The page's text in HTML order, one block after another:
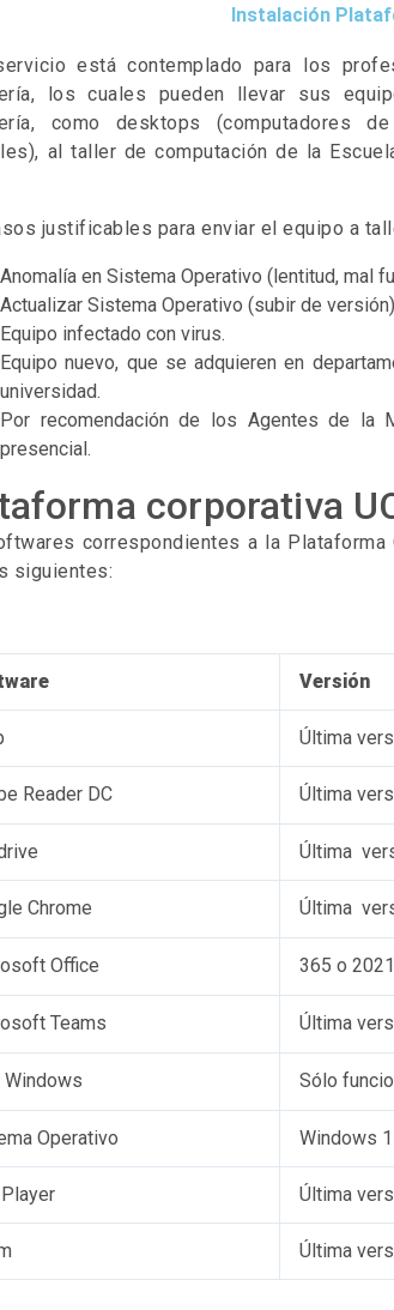
Instalación
está contemplado para los
los cuales pueden llevar sus
como desktops (computadores
al taller de computación de la
justificables para enviar el equipo a
Anomalía en Sistema Operativo (lentitud, mal
Actualizar Sistema Operativo (subir de
Equipo infectado con virus.
Equipo nuevo, que se adquieren en
universidad.
Por recomendación de los Agentes de la
presencial.
corporativa
correspondientes a la Plataforma
siguientes:
Versión
Última
Reader DC Última
Última
Chrome Última
Office 365 o
Teams Última
Windows Sólo
Operativo Windows
Última
Última